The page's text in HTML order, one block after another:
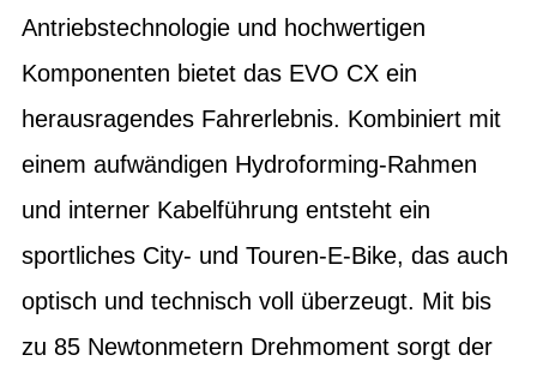
Antriebstechnologie und hochwertigen
Komponenten bietet das EVO CX ein
herausragendes Fahrerlebnis. Kombiniert mit
einem aufwändigen Hydroforming-Rahmen
und interner Kabelführung entsteht ein
sportliches City- und Touren-E-Bike, das auch
optisch und technisch voll überzeugt. Mit bis
zu 85 Newtonmetern Drehmoment sorgt der